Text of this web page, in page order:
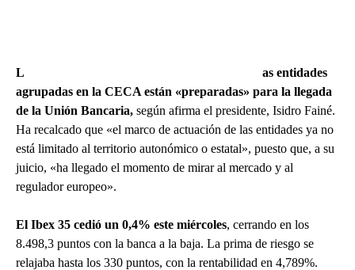
L
as entidades
agrupadas en la CECA están «preparadas» para la llegada
de la Unión Bancaria, según afirma el presidente, Isidro Fainé.
Ha recalcado que «el marco de actuación de las entidades ya no
está limitado al territorio autonómico o estatal», puesto que, a su
juicio, «ha llegado el momento de mirar al mercado y al
regulador europeo».
El Ibex 35 cedió un 0,4% este miércoles, cerrando en los
8.498,3 puntos con la banca a la baja. La prima de riesgo se
relajaba hasta los 330 puntos, con la rentabilidad en 4,789%.